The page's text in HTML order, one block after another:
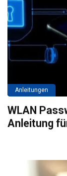
Anleitungen
WLAN
Anleitung